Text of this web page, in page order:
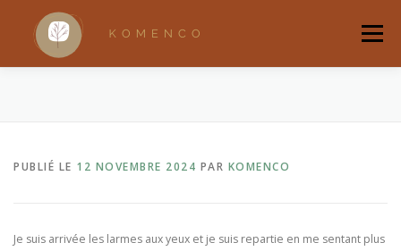
contenu
Menu
RANDONNÉES BRUXELLOISES RITUELS
QUI SUIS-JE ? BOUTIQUE
PUBLIÉ LE 12 NOVEMBRE 2024 PAR KOMENCO
Je suis arrivée les larmes aux yeux et je suis repartie en me sentant plus